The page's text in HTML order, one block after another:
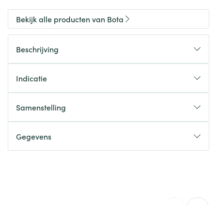
Bekijk alle producten van Bota
Beschrijving
Indicatie
Samenstelling
Gegevens